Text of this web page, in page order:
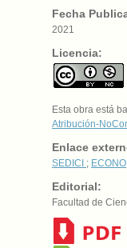
Fecha
2021
Licencia:
Esta obra está
Atribución-
Enlace
SEDICI ; ECONO
Editorial:
Facultad de